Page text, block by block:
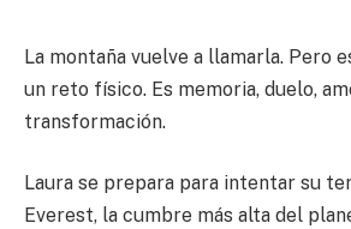
La montaña vuelve a llamarla. Pero
un reto físico. Es memoria, duelo,
transformación.
Laura se prepara para intentar su
Everest, la cumbre más alta del